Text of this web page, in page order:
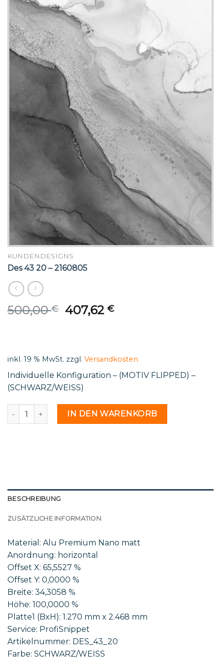
KUNDENDESIGNS
Des 43 20 – 2160805
500,00€ Original
407,62€Current
inkl. 19 % MwSt. zzgl. Versandkosten
Individuelle Konfiguration – (MOTIV FLIPPED) –
(SCHWARZ/WEISS)
Des 43 20 - 2160805 MengeIN DEN WARENKORB
BESCHREIBUNG
ZUSÄTZLICHE INFORMATION
Material: Alu Premium Nano matt
Anordnung: horizontal
Offset X: 65,5527 %
Offset Y: 0,0000 %
Breite: 34,3058 %
Höhe: 100,0000 %
Platte1 (BxH): 1.270 mm x 2.468 mm
Service: ProfiSnippet
Artikelnummer: DES_43_20
Farbe: SCHWARZ/WEISS